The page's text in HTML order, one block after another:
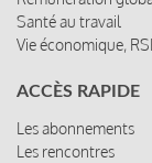
Santé au travail
Vie économique,
ACCÈS RAPIDE
Les abonnements
Les rencontres